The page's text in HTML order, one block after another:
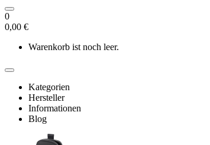
0
0,00 €
Warenkorb ist noch leer.
Kategorien
Hersteller
Informationen
Blog